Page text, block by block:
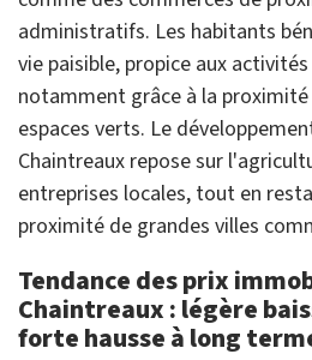
administratifs. Les habitants
vie paisible, propice aux
notamment grâce à la
espaces verts. Le
Chaintreaux repose sur
entreprises locales, tout en
proximité de grandes villes
Tendance des prix
Chaintreaux : légère
forte hausse à long